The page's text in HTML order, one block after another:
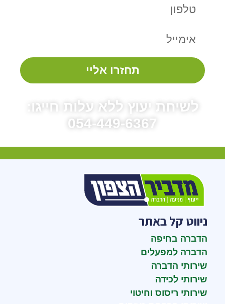
תחזרו אליי
לשיחת יעוץ ללא עלות חייגו:
054-449-6367
ניווט קל באתר
הדברה בחיפה
הדברה למפעלים
שירותי הדברה
שירותי לכידה
שירותי ריסוס וחיטוי